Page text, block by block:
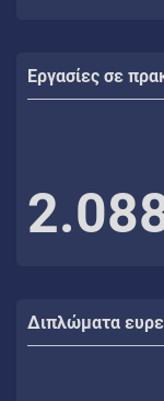
Εργασίες σε
Διπλώματα